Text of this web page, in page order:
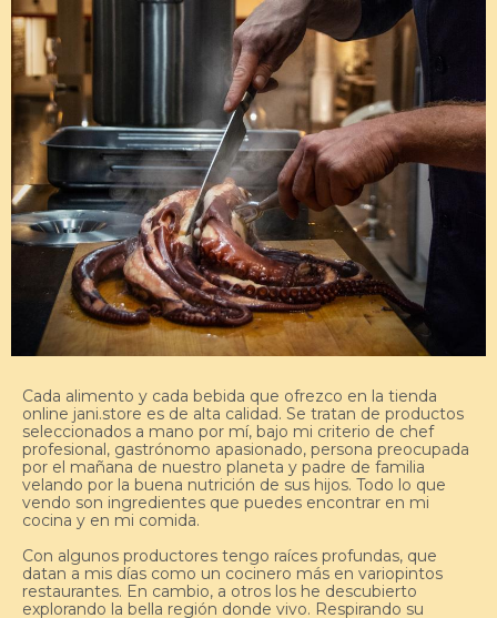
Cada alimento y cada bebida que ofrezco en la tienda
online jani.store es de alta calidad. Se tratan de productos
seleccionados a mano por mí, bajo mi criterio de chef
profesional, gastrónomo apasionado, persona preocupada
por el mañana de nuestro planeta y padre de familia
velando por la buena nutrición de sus hijos. Todo lo que
vendo son ingredientes que puedes encontrar en mi
cocina y en mi comida.
Con algunos productores tengo raíces profundas, que
datan a mis días como un cocinero más en variopintos
restaurantes. En cambio, a otros los he descubierto
explorando la bella región donde vivo. Respirando su